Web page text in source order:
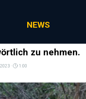
NEWS
zu nehmen.
·
1:00